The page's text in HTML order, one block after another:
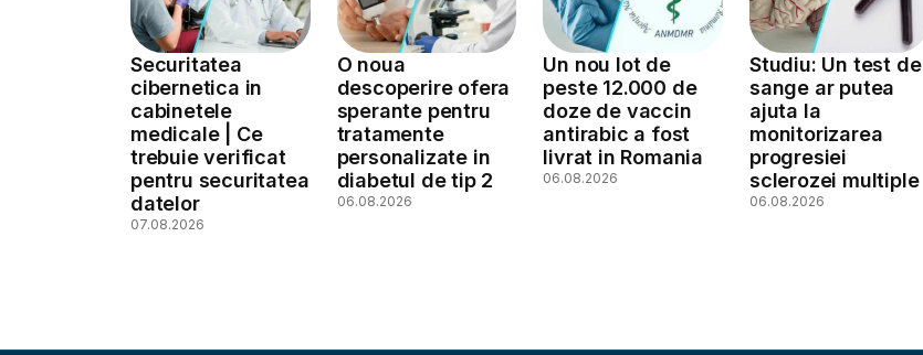
Securitatea
cibernetica in
cabinetele
medicale | Ce
trebuie verificat
pentru securitatea
datelor
07.08.2026
O noua
descoperire ofera
sperante pentru
tratamente
personalizate in
diabetul de tip 2
06.08.2026
Un nou lot de
peste 12.000 de
doze de vaccin
antirabic a fost
livrat in Romania
06.08.2026
Studiu: Un test de
sange ar putea
ajuta la
monitorizarea
progresiei
sclerozei multiple
06.08.2026